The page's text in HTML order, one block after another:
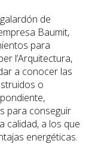
de
Baumit,
para
l’Arquitectura,
a conocer las
o
para conseguir
calidad, a los que
energéticas.